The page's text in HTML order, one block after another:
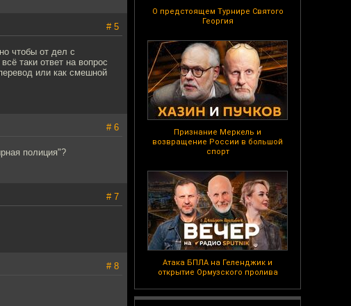
О предстоящем Турнире Святого
Георгия
Признание Меркель и
возвращение России в большой
спорт
Атака БПЛА на Геленджик и
открытие Ормузского пролива
# 5
чтобы от дел с
таки ответ на вопрос
или как смешной
# 6
полиция"?
# 7
# 8